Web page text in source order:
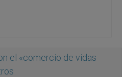
el «comercio de vidas